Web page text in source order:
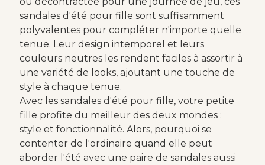
sandales d'été pour fille sont suffisamment
polyvalentes pour compléter n'importe quelle
tenue. Leur design intemporel et leurs
couleurs neutres les rendent faciles à assortir à
une variété de looks, ajoutant une touche de
style à chaque tenue.
Avec les sandales d'été pour fille, votre petite
fille profite du meilleur des deux mondes :
style et fonctionnalité. Alors, pourquoi se
contenter de l'ordinaire quand elle peut
aborder l'été avec une paire de sandales aussi